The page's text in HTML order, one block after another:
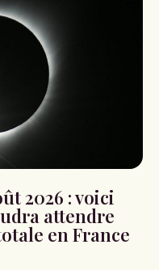
2026 : voici
attendre
en France